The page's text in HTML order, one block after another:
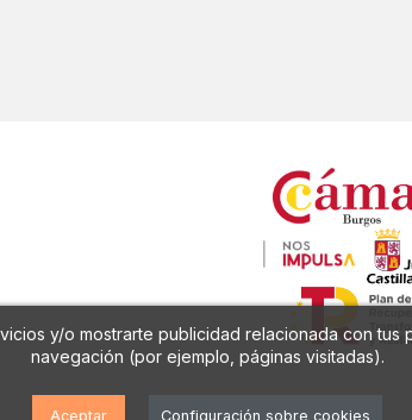
y/o mostrarte publicidad relacionada con
navegación (por ejemplo, páginas visitadas).
Aceptar Configuración sobre cookies